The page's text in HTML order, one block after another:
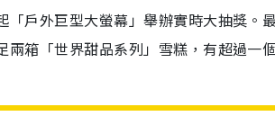
「戶外巨型大螢幕」舉辦實時大抽獎。
兩箱「世界甜品系列」雪糕，有超過一